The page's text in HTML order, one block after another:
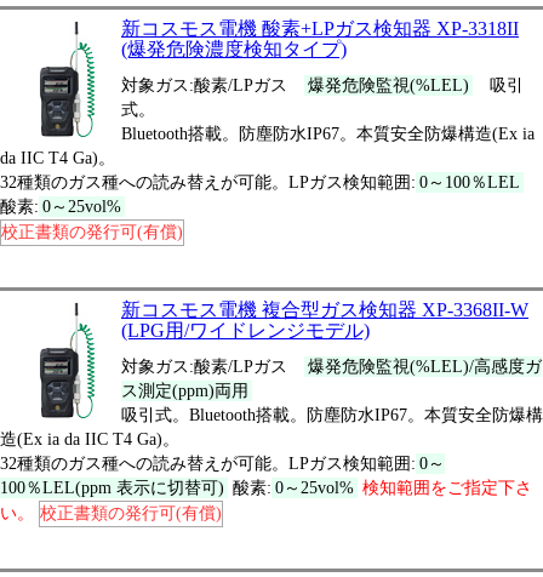
新コスモス電機 酸素+LPガス検知器 XP-3318II
(爆発危険濃度検知タイプ)
対象ガス:酸素/LPガス 爆発危険監視(%LEL)
吸引
式。
Bluetooth搭載。防塵防水IP67。本質安全防爆構造(Ex ia
da IIC T4 Ga)。
32種類のガス種への読み替えが可能。LPガス検知範囲: 0～100％LEL
酸素: 0～25vol%
校正書類の発行可(有償)
新コスモス電機 複合型ガス検知器 XP-3368II-W
(LPG用/ワイドレンジモデル)
対象ガス:酸素/LPガス
爆発危険監視(%LEL)/高感度ガ
ス測定(ppm)両用
吸引式。Bluetooth搭載。防塵防水IP67。本質安全防爆構
造(Ex ia da IIC T4 Ga)。
32種類のガス種への読み替えが可能。LPガス検知範囲: 0～
100％LEL(ppm 表示に切替可) 酸素: 0～25vol% 検知範囲をご指定下さ
い。
校正書類の発行可(有償)